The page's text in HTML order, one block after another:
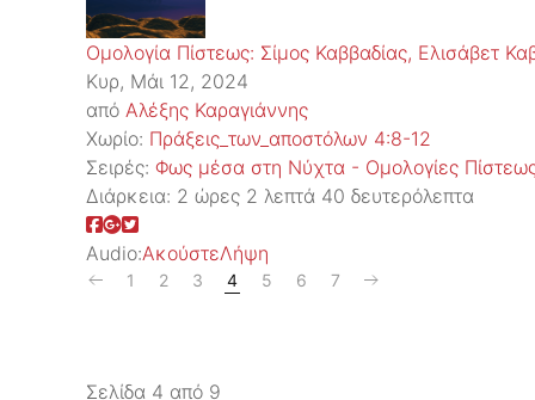
Ομολογία Πίστεως: Σίμος Καββαδίας, Ελισάβετ
Κυρ, Μάι 12, 2024
από Αλέξης Καραγιάννης
Χωρίο: Πράξεις_των_αποστόλων 4:8-12
Σειρές: Φως μέσα στη Νύχτα - Ομολογίες
Διάρκεια: 2 ώρες 2 λεπτά 40 δευτερόλεπτα
Audio:ΑκούστεΛήψη
1 2 3 4 5 6 7
Σελίδα 4 από 9